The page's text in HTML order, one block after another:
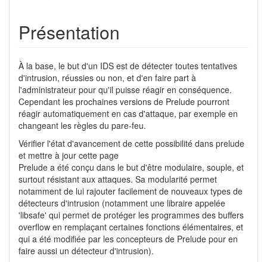
Présentation
À la base, le but d'un IDS est de détecter toutes tentatives
d'intrusion, réussies ou non, et d'en faire part à
l'administrateur pour qu'il puisse réagir en conséquence.
Cependant les prochaines versions de Prelude pourront
réagir automatiquement en cas d'attaque, par exemple en
changeant les règles du pare-feu.
Vérifier l'état d'avancement de cette possibilité dans prelude
et mettre à jour cette page
Prelude a été conçu dans le but d'être modulaire, souple, et
surtout résistant aux attaques. Sa modularité permet
notamment de lui rajouter facilement de nouveaux types de
détecteurs d'intrusion (notamment une libraire appelée
'libsafe' qui permet de protéger les programmes des buffers
overflow en remplaçant certaines fonctions élémentaires, et
qui a été modifiée par les concepteurs de Prelude pour en
faire aussi un détecteur d'intrusion).